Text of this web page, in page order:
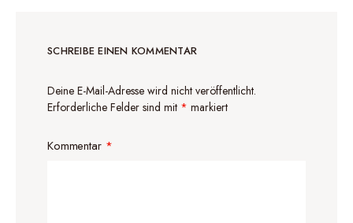
SCHREIBE EINEN KOMMENTAR
Deine E-Mail-Adresse wird nicht veröffentlicht.
Erforderliche Felder sind mit * markiert
Kommentar *